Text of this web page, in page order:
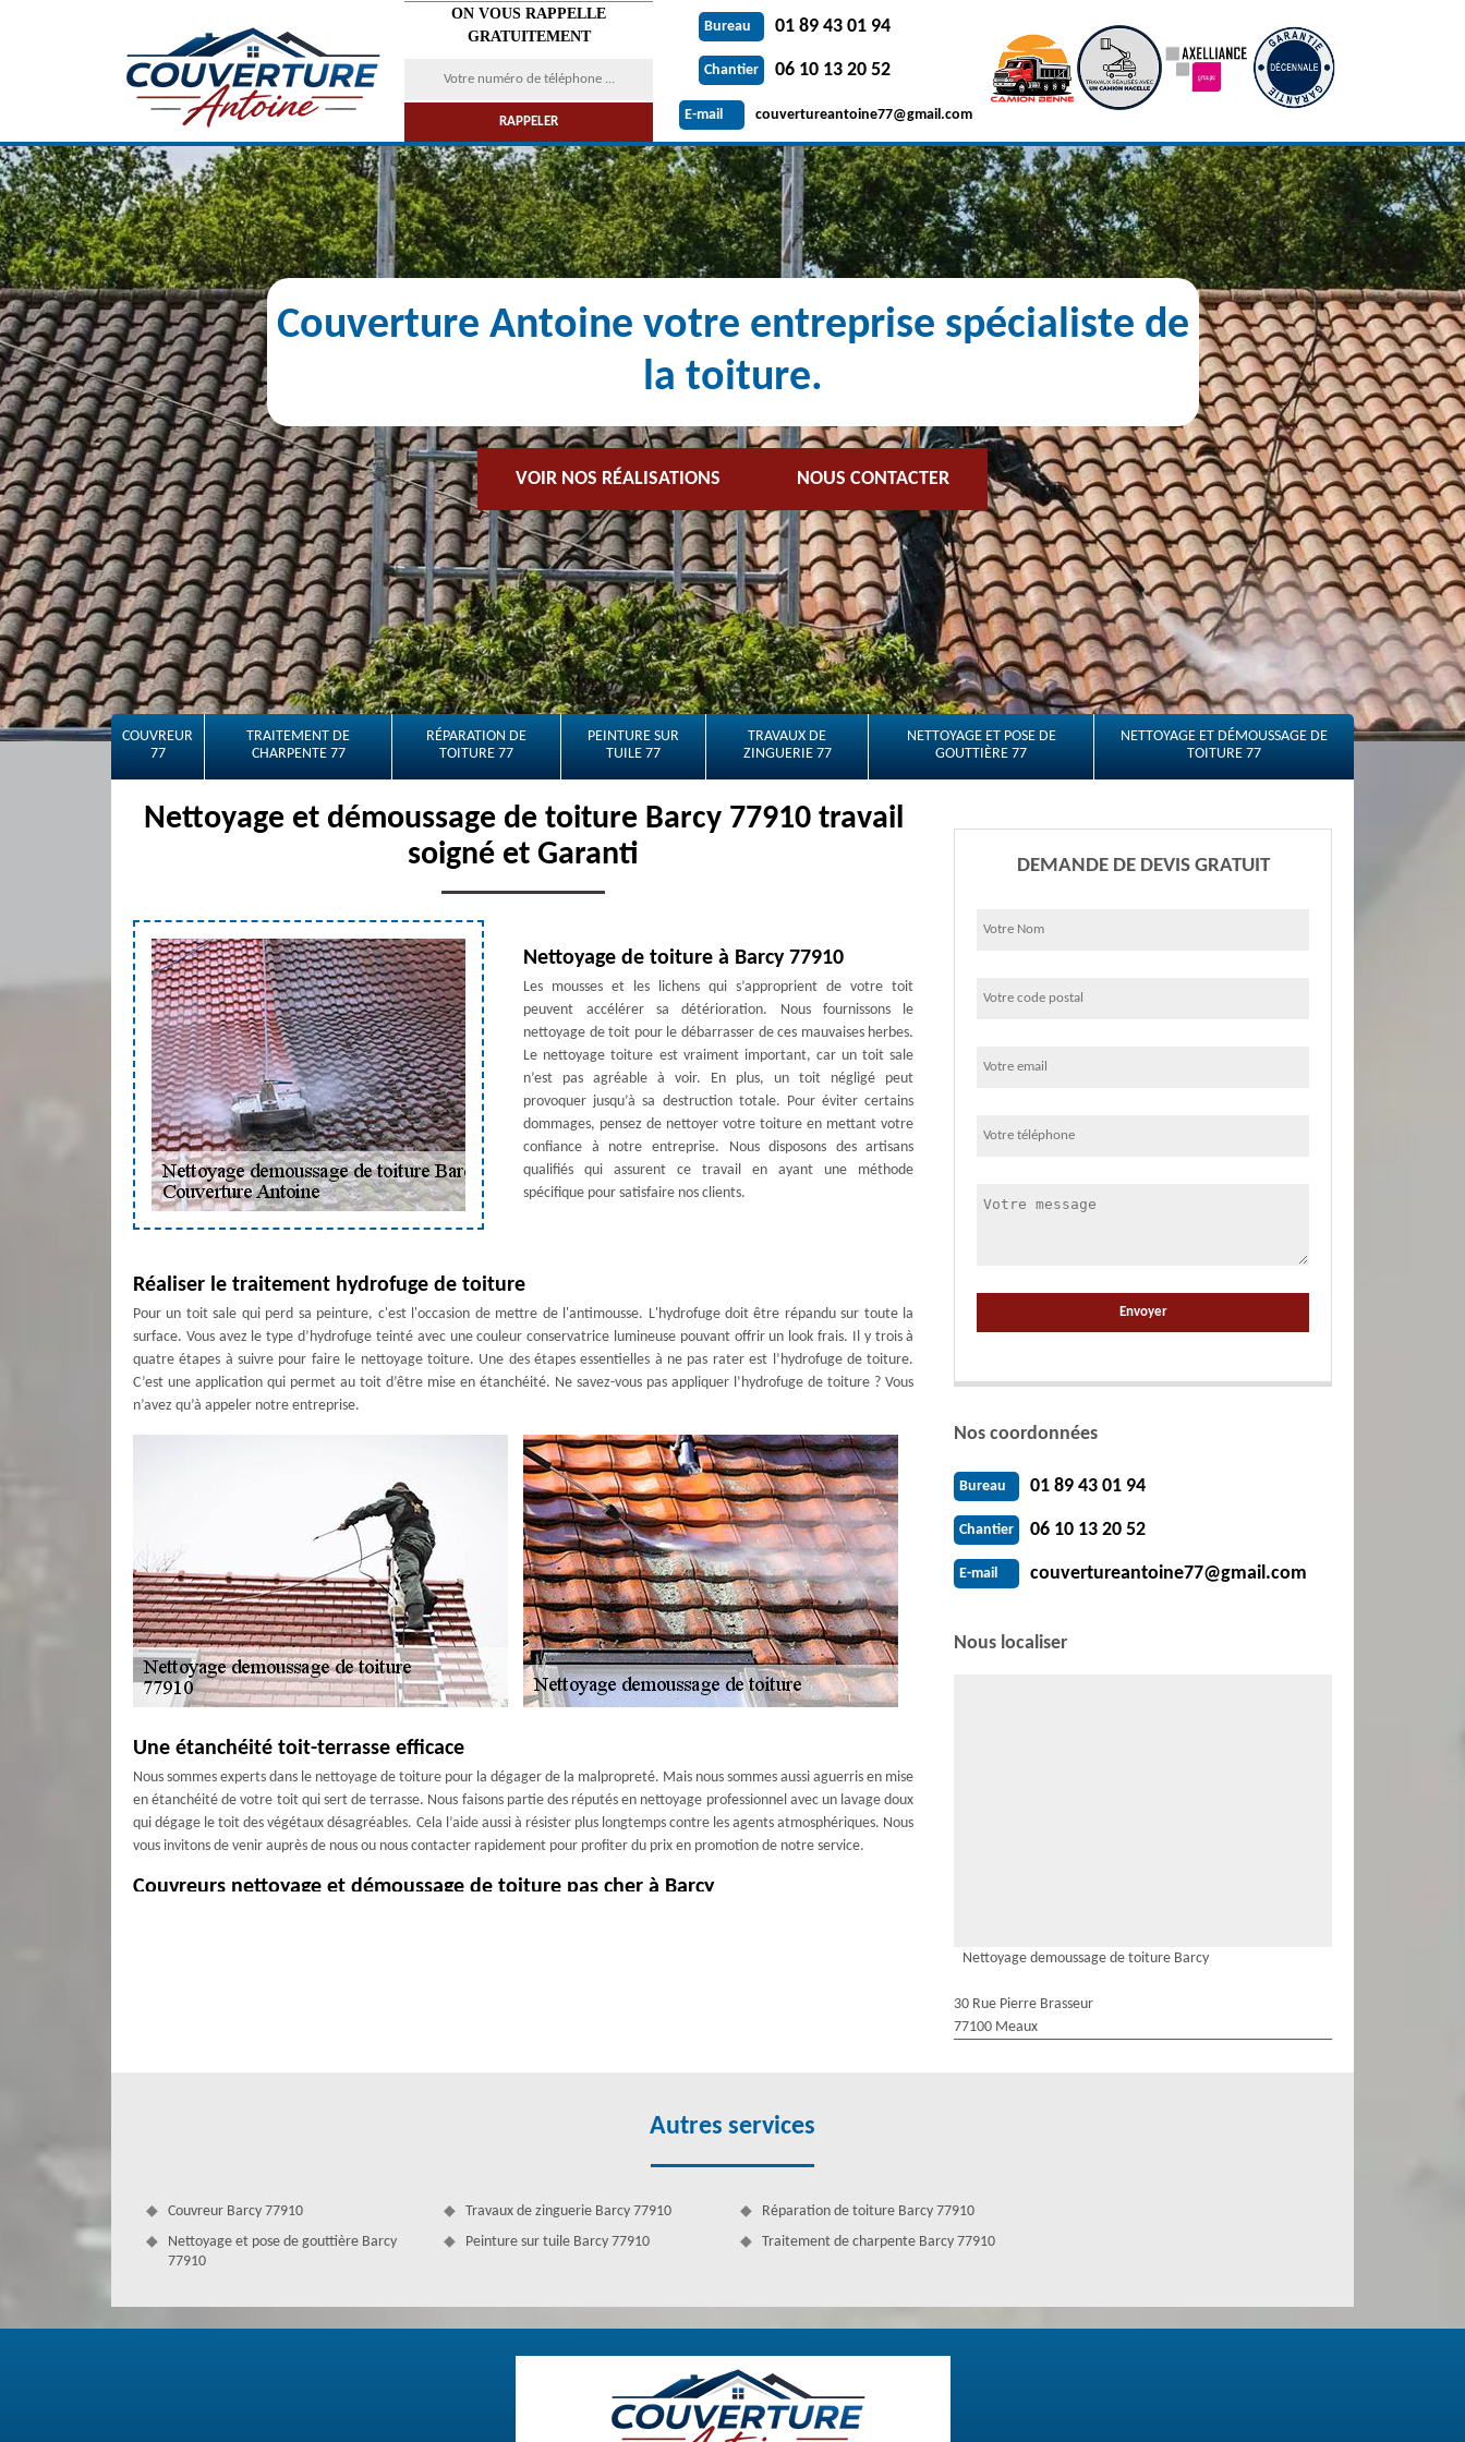
ON VOUS RAPPELLE
GRATUITEMENT
Bureau 01 89 43 01 94
Chantier 06 10 13 20 52
E-mail couvertureantoine77@gmail.com
Couverture Antoine votre entreprise spécialiste de
la toiture.
VOIR NOS RÉALISATIONS NOUS CONTACTER
COUVREUR
77
TRAITEMENT DE
CHARPENTE 77
RÉPARATION DE
TOITURE 77
PEINTURE SUR
TUILE 77
TRAVAUX DE
ZINGUERIE 77
NETTOYAGE ET POSE DE
GOUTTIÈRE 77
NETTOYAGE ET DÉMOUSSAGE DE
TOITURE 77
Nettoyage et démoussage de toiture Barcy 77910 travail
soigné et Garanti
Nettoyage de toiture à Barcy 77910
Les mousses et les lichens qui s’approprient de votre toit
peuvent accélérer sa détérioration. Nous fournissons le
nettoyage de toit pour le débarrasser de ces mauvaises herbes.
Le nettoyage toiture est vraiment important, car un toit sale
n’est pas agréable à voir. En plus, un toit négligé peut
provoquer jusqu’à sa destruction totale. Pour éviter certains
dommages, pensez de nettoyer votre toiture en mettant votre
confiance à notre entreprise. Nous disposons des artisans
qualifiés qui assurent ce travail en ayant une méthode
spécifique pour satisfaire nos clients.
Réaliser le traitement hydrofuge de toiture
Pour un toit sale qui perd sa peinture, c'est l'occasion de mettre de l'antimousse. L'hydrofuge doit être répandu sur toute la
surface. Vous avez le type d’hydrofuge teinté avec une couleur conservatrice lumineuse pouvant offrir un look frais. Il y trois à
quatre étapes à suivre pour faire le nettoyage toiture. Une des étapes essentielles à ne pas rater est l’hydrofuge de toiture.
C’est une application qui permet au toit d’être mise en étanchéité. Ne savez-vous pas appliquer l’hydrofuge de toiture ? Vous
n’avez qu’à appeler notre entreprise.
Une étanchéité toit-terrasse efficace
Nous sommes experts dans le nettoyage de toiture pour la dégager de la malpropreté. Mais nous sommes aussi aguerris en mise
en étanchéité de votre toit qui sert de terrasse. Nous faisons partie des réputés en nettoyage professionnel avec un lavage doux
qui dégage le toit des végétaux désagréables. Cela l’aide aussi à résister plus longtemps contre les agents atmosphériques. Nous
vous invitons de venir auprès de nous ou nous contacter rapidement pour profiter du prix en promotion de notre service.
Couvreurs nettoyage et démoussage de toiture pas cher à Barcy
Le démoussage prévient les infiltrations d'eau et les fuites toit, mais surtout permet de redonner vie à votre toit, ôter la mousse
et le lichen qui attaquent votre toit. Au cours de l’année, des intempéries et différentes saletés ne cessent de tomber sur le toit.
Cela incite le changement de son état avec des mousses et des trous qui permettent des fuites d’eau, etc. Cela veut dire que le
DEMANDE DE DEVIS GRATUIT
Nos coordonnées
Bureau 01 89 43 01 94
Chantier 06 10 13 20 52
E-mail couvertureantoine77@gmail.com
Nous localiser
Nettoyage demoussage de toiture Barcy
30 Rue Pierre Brasseur
77100 Meaux
Autres services
Couvreur Barcy 77910
Nettoyage et pose de gouttière Barcy
77910
Travaux de zinguerie Barcy 77910
Peinture sur tuile Barcy 77910
Réparation de toiture Barcy 77910
Traitement de charpente Barcy 77910